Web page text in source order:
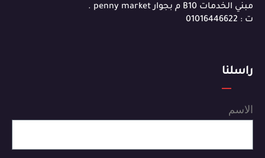
مبني الخدمات B10 م بجوار penny market .
ت : 01016446622
راسلنا
الاسم